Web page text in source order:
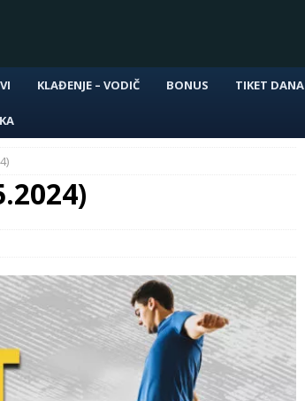
KLAĐENJE – VODIČ BONUS TIKET DANA